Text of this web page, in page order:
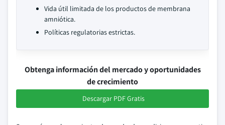
Vida útil limitada de los productos de membrana
amniótica.
Políticas regulatorias estrictas.
Obtenga información del mercado y oportunidades
de crecimiento
Descargar PDF Gratis